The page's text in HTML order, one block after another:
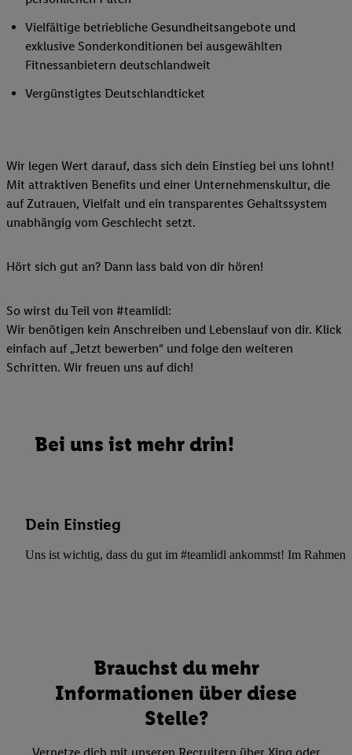
Vielfältige betriebliche Gesundheitsangebote und
exklusive Sonderkonditionen bei ausgewählten
Fitnessanbietern deutschlandweit
Vergünstigtes Deutschlandticket
Wir legen Wert darauf, dass sich dein Einstieg bei uns lohnt!
Mit attraktiven Benefits und einer Unternehmenskultur, die
auf Zutrauen, Vielfalt und ein transparentes Gehaltssystem
unabhängig vom Geschlecht setzt.
Hört sich gut an? Dann lass bald von dir hören!
So wirst du Teil von #teamlidl:
Wir benötigen kein Anschreiben und Lebenslauf von dir. Klick
einfach auf „Jetzt bewerben“ und folge den weiteren
Schritten. Wir freuen uns auf dich!
Bei uns ist mehr drin!
Dein Einstieg
Uns ist wichtig, dass du gut im #teamlidl ankommst! Im Rahmen
Brauchst du mehr
Informationen über diese
Stelle?